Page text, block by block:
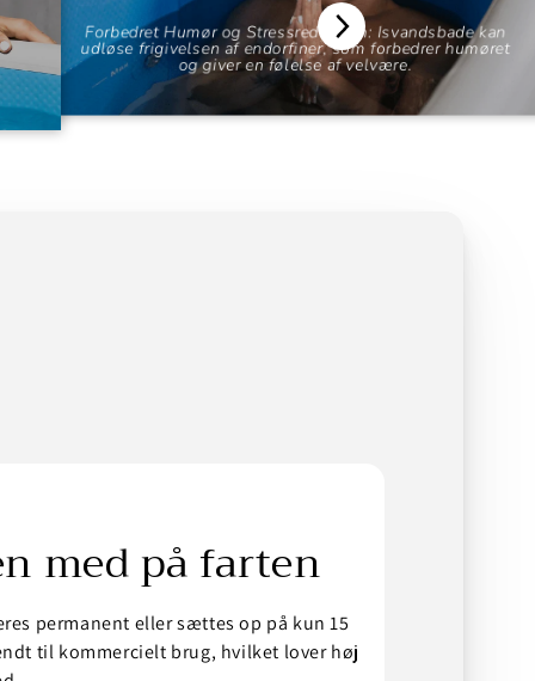
Forbedret Humør og Stressreduktion: Isvandsbade kan
udløse frigivelsen af endorfiner, som forbedrer humøret
og giver en følelse af velvære.
med på farten
permanent eller sættes op på kun 15
til kommercielt brug, hvilket lover høj